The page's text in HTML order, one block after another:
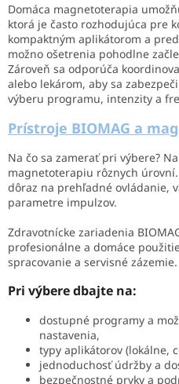
Domáca magnetoterapia
ktorá je často rozhodujúca pre
kompaktným aplikátorom a
možno ošetrenia pohodlne
Zároveň sa odporúča
alebo lekárom, aby sa
výberu programu, intenzity a
Prístroje BIOMAG a
Na čo sa zamerať pri výbere?
magnetoterapiu rôznych
dôraz na prehľadné ovládanie,
parametre impulzov.
Zdravotnícke zariadenia
profesionálne a domáce
spracovanie a servisné zázemie.
Pri výbere dbajte na:
dostupné programy a
nastavenia,
typy aplikátorov (lokálne,
jednoduchosť údržby a
bezpečnostné prvky a